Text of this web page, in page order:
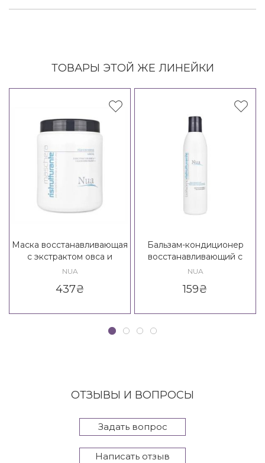
ТОВАРЫ ЭТОЙ ЖЕ ЛИНЕЙКИ
Маска восстанавливающая
с экстрактом овса и
семенами льна Nua
NUA
437₴
Бальзам-кондиционер
восстанавливающий с
экстрактом овса и
Ristrutturante Balsamo
NUA
159₴
ОТЗЫВЫ И ВОПРОСЫ
Задать вопрос
Написать отзыв